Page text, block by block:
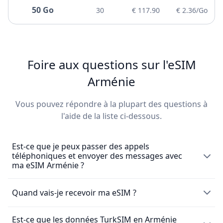
maintient connecté à la gastronomie fantastique de
l'Arménie !
randonnées sur des sentiers montagneux pristins, ton
internet mobile Arménie fournit une connectivité
Que tu assistes à des festivals traditionnels ou visite
culturelle vibrante de l'Arménie qui s'étend sur des
millénaires de réalisations artistiques et d'héritage
50 Go 30 € 117.90 € 2.36/Go
Foire aux questions sur l'eSIM
Arménie
Vous pouvez répondre à la plupart des questions à
l'aide de la liste ci-dessous.
Est-ce que je peux passer des appels
téléphoniques et envoyer des messages avec
ma eSIM Arménie ?
La eSIM Arménie permet exclusivement l'utilisation de
Quand vais-je recevoir ma eSIM ?
Après l’achat d’uneeSIM, tu la recevras immédiatement
Est-ce que les données TurkSIM en Arménie